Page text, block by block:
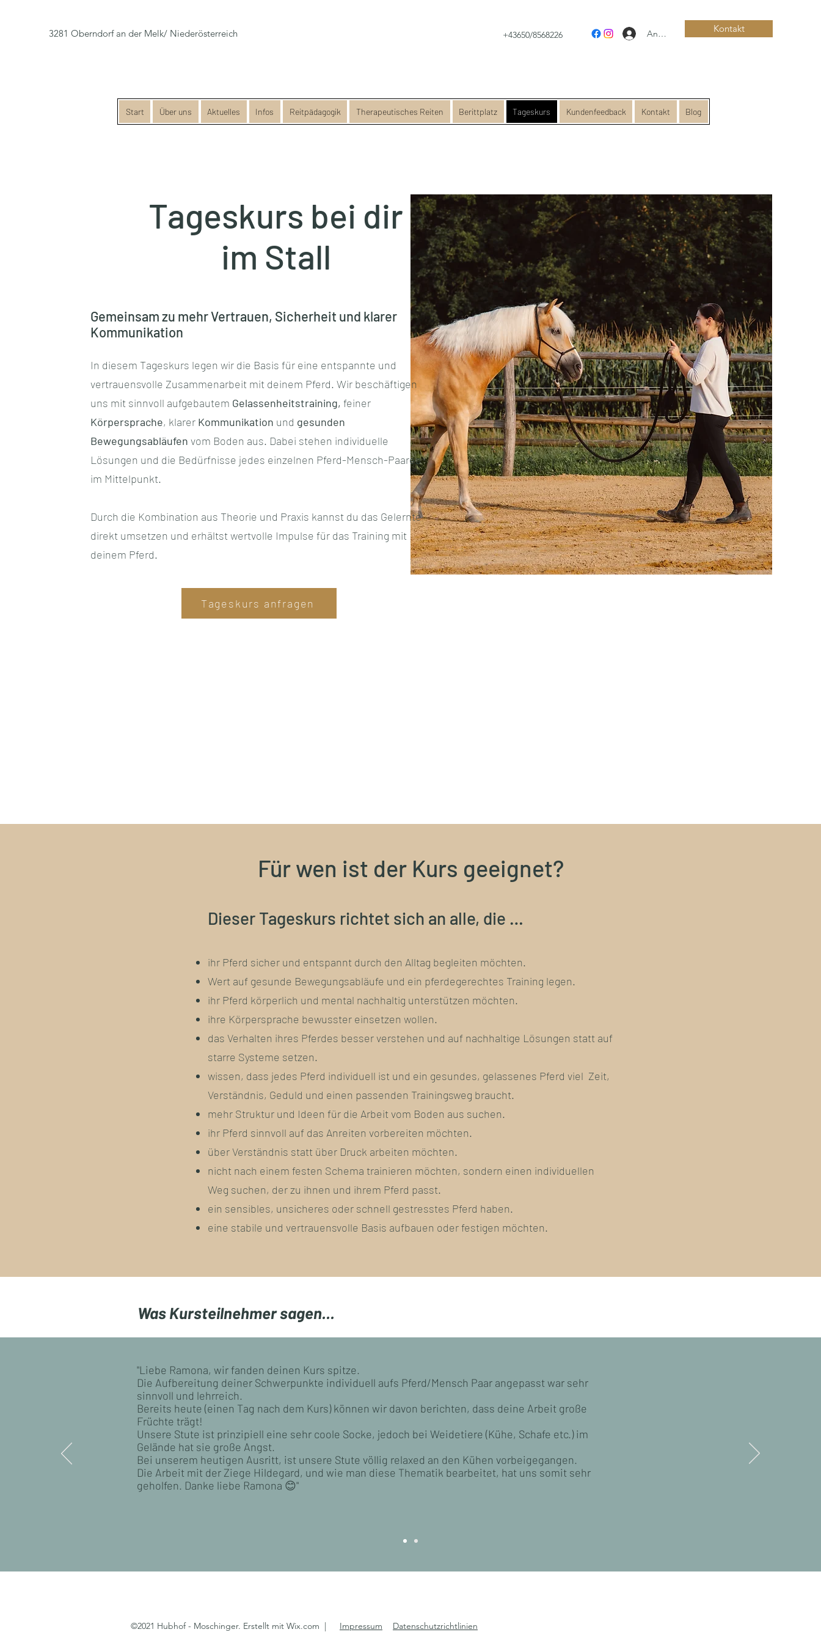
3281 Oberndorf an der Melk/ Niederösterreich +43650/8568226 Anmelden Kontakt
Start Über uns Aktuelles Infos Reitpädagogik Therapeutisches Reiten Berittplatz Tageskurs Kundenfeedback Kontakt Blog
Tageskurs bei dir
im Stall
Gemeinsam zu mehr Vertrauen, Sicherheit und klarer
Kommunikation
In diesem Tageskurs legen wir die Basis für eine entspannte und
vertrauensvolle Zusammenarbeit mit deinem Pferd. Wir beschäftigen
uns mit sinnvoll aufgebautem Gelassenheitstraining, feiner
Körpersprache, klarer Kommunikation und gesunden
Bewegungsabläufen vom Boden aus. Dabei stehen individuelle
Lösungen und die Bedürfnisse jedes einzelnen Pferd-Mensch-Paares
im Mittelpunkt.
Durch die Kombination aus Theorie und Praxis kannst du das Gelernte
direkt umsetzen und erhältst wertvolle Impulse für das Training mit
deinem Pferd.
Tageskurs anfragen
Für wen ist der Kurs geeignet?
Dieser Tageskurs richtet sich an alle, die …
ihr Pferd sicher und entspannt durch den Alltag begleiten möchten.
Wert auf gesunde Bewegungsabläufe und ein pferdegerechtes Training legen.
ihr Pferd körperlich und mental nachhaltig unterstützen möchten.
ihre Körpersprache bewusster einsetzen wollen.
das Verhalten ihres Pferdes besser verstehen und auf nachhaltige Lösungen statt auf
starre Systeme setzen.
wissen, dass jedes Pferd individuell ist und ein gesundes, gelassenes Pferd viel Zeit,
Verständnis, Geduld und einen passenden Trainingsweg braucht.
mehr Struktur und Ideen für die Arbeit vom Boden aus suchen.
ihr Pferd sinnvoll auf das Anreiten vorbereiten möchten.
über Verständnis statt über Druck arbeiten möchten.
nicht nach einem festen Schema trainieren möchten, sondern einen individuellen
Weg suchen, der zu ihnen und ihrem Pferd passt.
ein sensibles, unsicheres oder schnell gestresstes Pferd haben.
eine stabile und vertrauensvolle Basis aufbauen oder festigen möchten.
Was Kursteilnehmer sagen...
"Liebe Ramona, wir fanden deinen Kurs spitze.
Die Aufbereitung deiner Schwerpunkte individuell aufs Pferd/Mensch Paar angepasst war sehr
sinnvoll und lehrreich.
Bereits heute (einen Tag nach dem Kurs) können wir davon berichten, dass deine Arbeit große
Früchte trägt!
Unsere Stute ist prinzipiell eine sehr coole Socke, jedoch bei Weidetiere (Kühe, Schafe etc.) im
Gelände hat sie große Angst.
Bei unserem heutigen Ausritt, ist unsere Stute völlig relaxed an den Kühen vorbeigegangen.
Die Arbeit mit der Ziege Hildegard, und wie man diese Thematik bearbeitet, hat uns somit sehr
geholfen. Danke liebe Ramona 😊"
©2021 Hubhof - Moschinger. Erstellt mit Wix.com | Impressum Datenschutzrichtlinien